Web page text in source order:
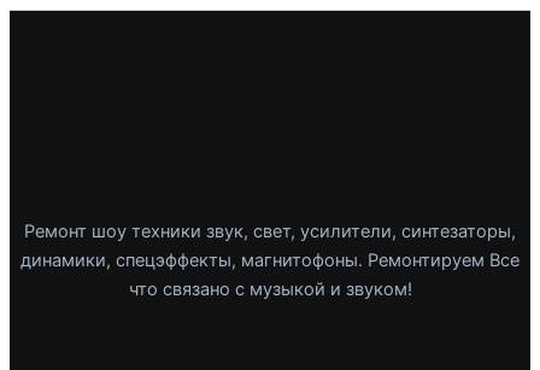
Ремонт шоу техники звук, свет, усилители, синтезаторы,
динамики, спецэффекты, магнитофоны. Ремонтируем Все
что связано с музыкой и звуком!